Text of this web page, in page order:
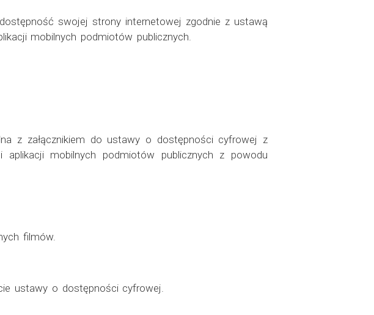
swojej strony internetowej zgodnie z ustawą
mobilnych podmiotów publicznych.
z załącznikiem do ustawy o dostępności cyfrowej z
mobilnych podmiotów publicznych z powodu
filmów.
ustawy o dostępności cyfrowej.